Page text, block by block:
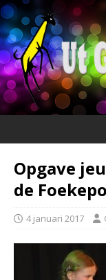
Opgave
de
4 januari 2017